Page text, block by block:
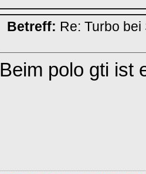
Betreff: Re: Turbo
Beim polo gti ist